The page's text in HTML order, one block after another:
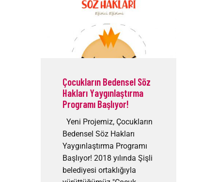
Çocukların Bedensel Söz
Hakları Yaygınlaştırma
Programı Başlıyor!
Yeni Projemiz, Çocukların
Bedensel Söz Hakları
Yaygınlaştırma Programı
Başlıyor! 2018 yılında Şişli
belediyesi ortaklığıyla